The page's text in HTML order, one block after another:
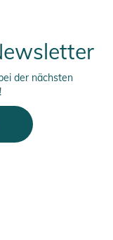
der nächsten